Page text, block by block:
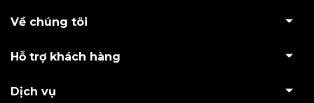
Về chúng tôi
Hỗ trợ khách hàng
Dịch vụ